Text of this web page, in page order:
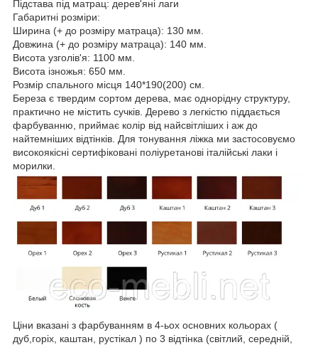
Підстава під матрац: дерев'яні лаги
Габаритні розміри:
Ширина (+ до розміру матраца): 130 мм.
Довжина (+ до розміру матраца): 140 мм.
Висота узголів'я: 1100 мм.
Висота ізножья: 650 мм.
Розмір спального місця 140*190(200) см.
Береза є твердим сортом дерева, має однорідну структуру,
практично не містить сучків. Дерево з легкістю піддається
фарбуванню, приймає колір від найсвітліших і аж до
найтемніших відтінків. Для тонування ліжка ми застосовуємо
високоякісні сертифіковані поліуретанові італійські лаки і
морилки.
Ціни вказані з фарбуванням в 4-ьох основних кольорах (
дуб,горіх, каштан, рустікал ) по 3 відтінка (світлий, середній,